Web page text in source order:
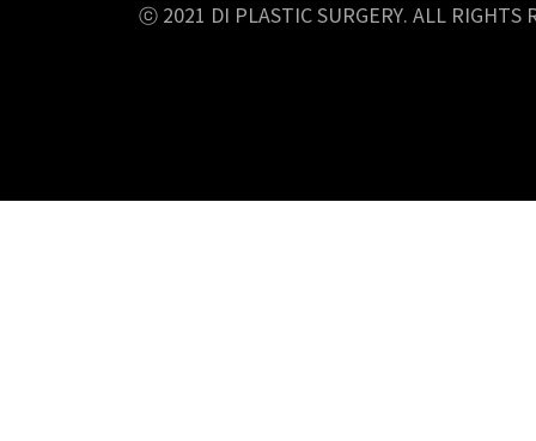
ⓒ 2021 DI PLASTIC SURGERY. ALL RIGHTS